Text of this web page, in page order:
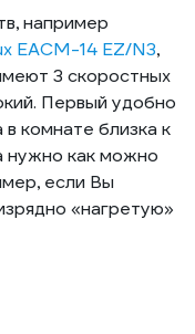
например
EACM-14 EZ/N3,
3 скоростных
Первый удобно
комнате близка к
нужно как можно
если Вы
«нагретую»